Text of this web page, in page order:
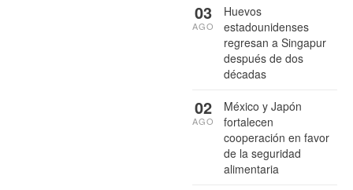
Huevos
estadounidenses
regresan a Singapur
después de dos
décadas
03
AGO
México y Japón
fortalecen
cooperación en favor
de la seguridad
alimentaria
02
AGO